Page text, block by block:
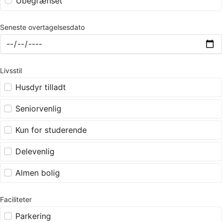
Seneste overtagelsesdato
Livsstil
Husdyr tilladt
Seniorvenlig
Kun for studerende
Delevenlig
Almen bolig
Faciliteter
Parkering